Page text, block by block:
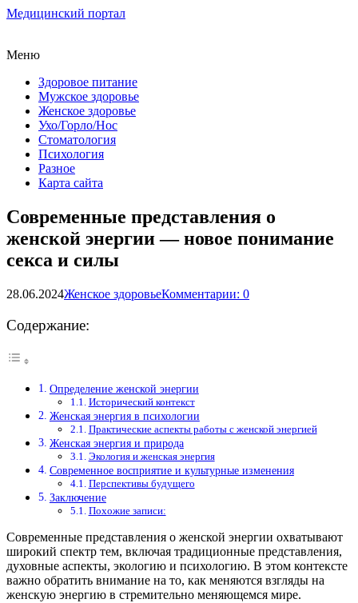
Медицинский портал
Меню
Здоровое питание
Мужское здоровье
Женское здоровье
Ухо/Горло/Нос
Стоматология
Психология
Разное
Карта сайта
Современные представления о
женской энергии — новое понимание
секса и силы
28.06.2024Женское здоровьеКомментарии: 0
Содержание:
Определение женской энергии
Исторический контекст
Женская энергия в психологии
Практические аспекты работы с женской энергией
Женская энергия и природа
Экология и женская энергия
Современное восприятие и культурные изменения
Перспективы будущего
Заключение
Похожие записи:
Современные представления о женской энергии охватывают
широкий спектр тем, включая традиционные представления,
духовные аспекты, экологию и психологию. В этом контексте
важно обратить внимание на то, как меняются взгляды на
женскую энергию в стремительно меняющемся мире.